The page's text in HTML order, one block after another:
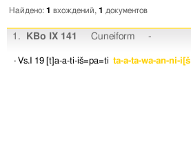
Найдено: 1 вхождений, 1 документов
1. KBo IX 141 Cuneiform -
· Vs.I 19 [t]a-a-ti-iš=pa=ti ta-a-ta-wa-an-ni-i[š